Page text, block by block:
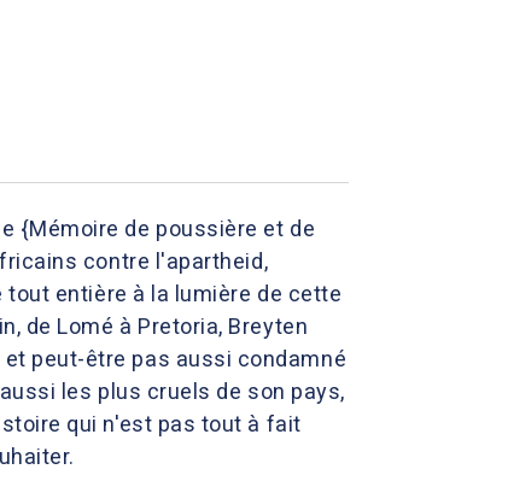
{Mémoire de poussière et de
contre l'apartheid,
entière à la lumière de cette
de Lomé à Pretoria, Breyten
peut-être pas aussi condamné
les plus cruels de son pays,
qui n'est pas tout à fait